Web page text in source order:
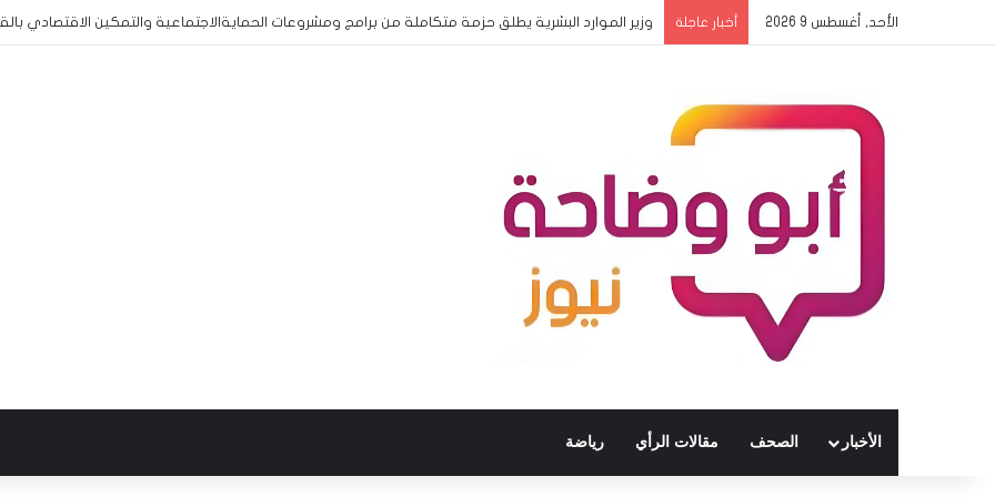
الأحد, أغسطس 9 2026 أخبار عاجلة وزير الموارد البشرية يطلق حزمة متكاملة من برامج ومشروعات الحمايةالاجتماعية والتمكين الاقتصادي
الأخبار الصحف مقالات الرأي رياضة